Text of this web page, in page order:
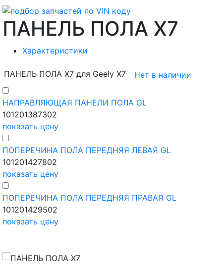
ПАНЕЛЬ ПОЛА X7
Характеристики
ПАНЕЛЬ ПОЛА X7 для Geely X7 Нет в наличии
НАПРАВЛЯЮЩАЯ ПАНЕЛИ ПОЛА GL
101201387302
показать цену
ПОПЕРЕЧИНА ПОЛА ПЕРЕДНЯЯ ЛЕВАЯ GL
101201427802
показать цену
ПОПЕРЕЧИНА ПОЛА ПЕРЕДНЯЯ ПРАВАЯ GL
101201429502
показать цену